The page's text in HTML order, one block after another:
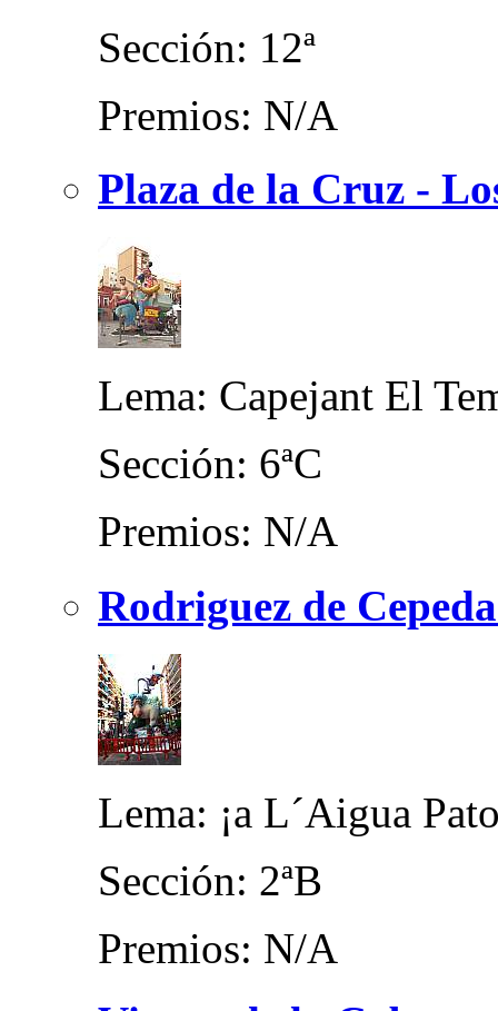
Sección: 12ª
Premios: N/A
Plaza de la Cruz -
Lema: Capejant El
Sección: 6ªC
Premios: N/A
Rodriguez de
Lema: ¡a L´Aigua
Sección: 2ªB
Premios: N/A